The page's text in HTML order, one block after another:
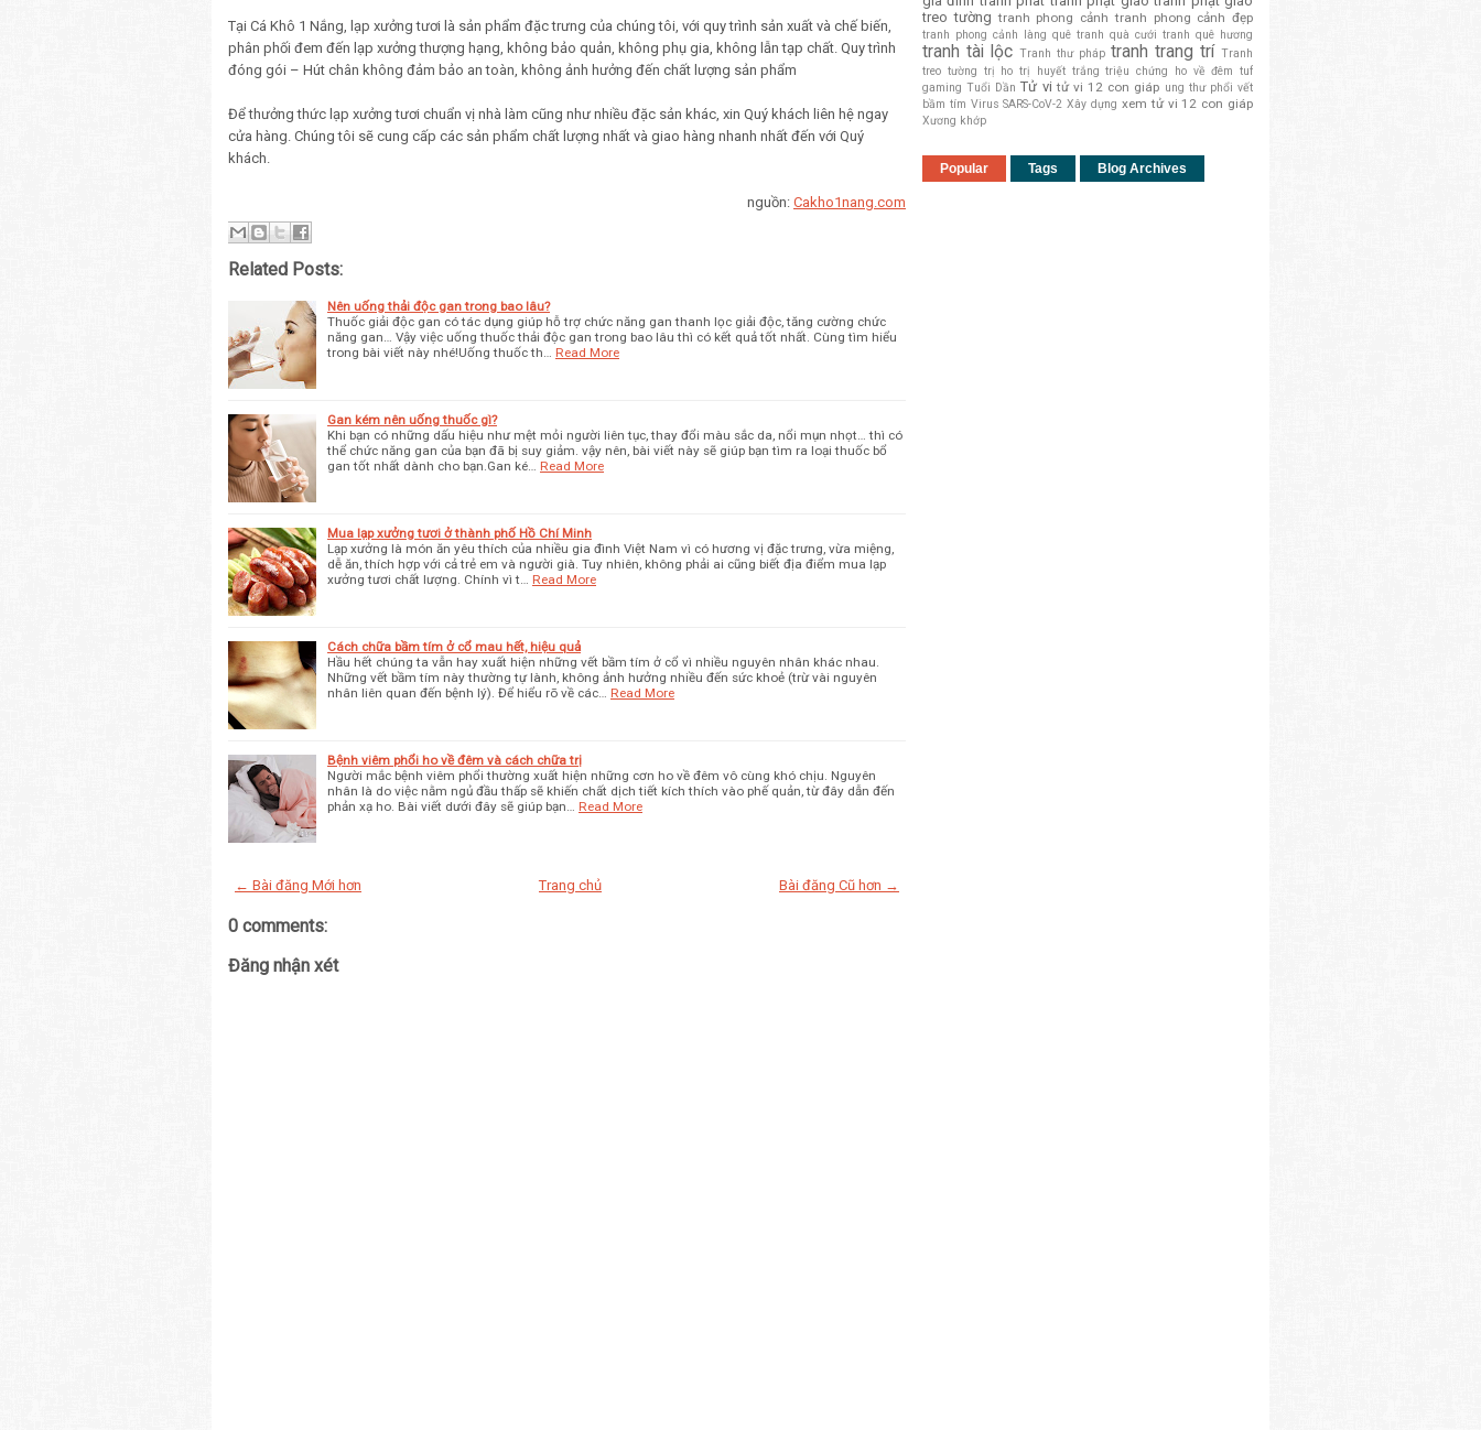
Tại Cá Khô 1 Nắng, lạp xưởng tươi là sản phẩm đặc trưng của chúng tôi, với quy trình sản xuất và chế biến,
phân phối đem đến lạp xưởng thượng hạng, không bảo quản, không phụ gia, không lẫn tạp chất. Quy trình
đóng gói – Hút chân không đảm bảo an toàn, không ảnh hưởng đến chất lượng sản phẩm
Để thưởng thức lạp xưởng tươi chuẩn vị nhà làm cũng như nhiều đặc sản khác, xin Quý khách liên hệ ngay
cửa hàng. Chúng tôi sẽ cung cấp các sản phẩm chất lượng nhất và giao hàng nhanh nhất đến với Quý
khách.
nguồn: Cakho1nang.com
Related Posts:
Nên uống thải độc gan trong bao lâu?
Thuốc giải độc gan có tác dụng giúp hỗ trợ chức năng gan thanh lọc giải độc, tăng cường chức
năng gan… Vậy việc uống thuốc thải độc gan trong bao lâu thì có kết quả tốt nhất. Cùng tìm hiểu
trong bài viết này nhé!Uống thuốc th…
Read More
Gan kém nên uống thuốc gì?
Khi bạn có những dấu hiệu như mệt mỏi người liên tục, thay đổi màu sắc da, nổi mụn nhọt… thì có
thể chức năng gan của bạn đã bị suy giảm. vậy nên, bài viết này sẽ giúp bạn tìm ra loại thuốc bổ
gan tốt nhất dành cho bạn.Gan ké…
Read More
Mua lạp xưởng tươi ở thành phố Hồ Chí Minh
Lạp xưởng là món ăn yêu thích của nhiều gia đình Việt Nam vì có hương vị đặc trưng, vừa miệng,
dễ ăn, thích hợp với cả trẻ em và người già. Tuy nhiên, không phải ai cũng biết địa điểm mua lạp
xưởng tươi chất lượng. Chính vì t…
Read More
Cách chữa bầm tím ở cổ mau hết, hiệu quả
Hầu hết chúng ta vẫn hay xuất hiện những vết bầm tím ở cổ vì nhiều nguyên nhân khác nhau.
Những vết bầm tím này thường tự lành, không ảnh hưởng nhiều đến sức khoẻ (trừ vài nguyên
nhân liên quan đến bệnh lý). Để hiểu rõ về các…
Read More
Bệnh viêm phổi ho về đêm và cách chữa trị
Người mắc bệnh viêm phổi thường xuất hiện những cơn ho về đêm vô cùng khó chịu. Nguyên
nhân là do việc nằm ngủ đầu thấp sẽ khiến chất dịch tiết kích thích vào phế quản, từ đây dẫn đến
phản xạ ho. Bài viết dưới đây sẽ giúp bạn…
Read More
← Bài đăng Mới hơn Bài đăng Cũ hơn →
Trang chủ
0 comments:
Đăng nhận xét
treo tường tranh phong cảnh tranh phong cảnh đẹp
tranh phong cảnh làng quê tranh quà cưới tranh quê hương
tranh tài lộc Tranh thư pháp tranh trang trí Tranh
treo tường trị ho trị huyết trắng triệu chứng ho về đêm tuf
gaming Tuổi Dần Tử vi tử vi 12 con giáp ung thư phổi vết
bầm tím Virus SARS-CoV-2 Xây dựng xem tử vi 12 con giáp
Xương khớp
Popular Tags Blog Archives